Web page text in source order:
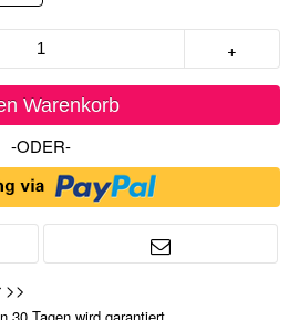
+
Warenkorb
-ODER-
>>
30 Tagen wird garantiert